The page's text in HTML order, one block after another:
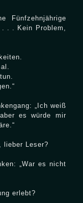
Fünfzehnjährige
. . Kein Problem,
„Ich weiß
es würde mir
lieber Leser?
„War es nicht
erlebt?